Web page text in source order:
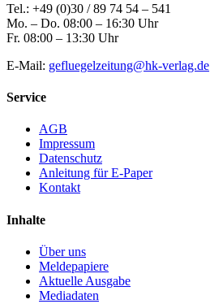
Tel.: +49 (0)30 / 89 74 54 – 541
Mo. – Do. 08:00 – 16:30 Uhr
Fr. 08:00 – 13:30 Uhr
E-Mail: gefluegelzeitung@hk-verlag.de
Service
AGB
Impressum
Datenschutz
Anleitung für E-Paper
Kontakt
Inhalte
Über uns
Meldepapiere
Aktuelle Ausgabe
Mediadaten